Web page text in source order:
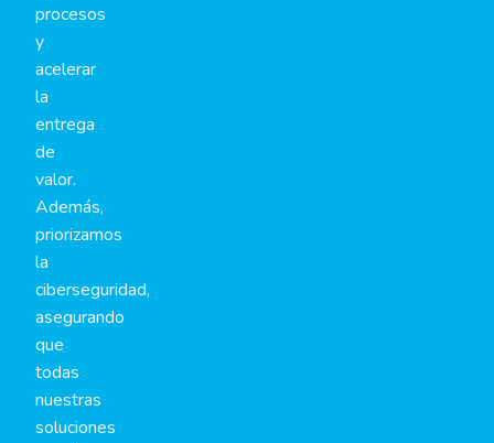
procesos
y
acelerar
la
entrega
de
valor.
Además,
priorizamos
la
ciberseguridad,
asegurando
que
todas
nuestras
soluciones